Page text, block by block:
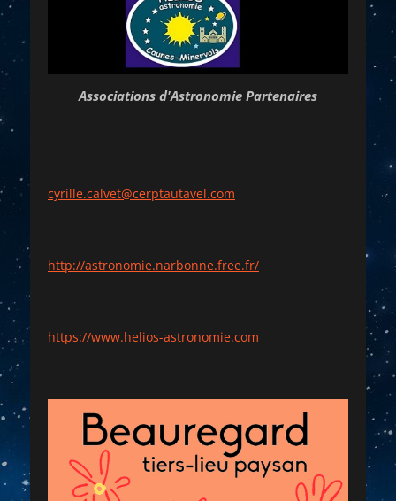
Associations d'Astronomie Partenaires
cyrille.calvet@cerptautavel.com
http://astronomie.narbonne.free.fr/
https://www.helios-astronomie.com